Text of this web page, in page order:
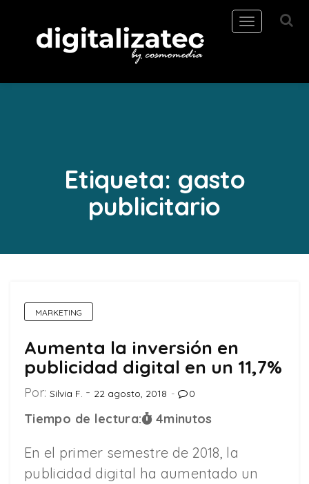
Toggle
navigation
Etiqueta: gasto
publicitario
MARKETING
Aumenta la inversión en
publicidad digital en un 11,7%
Por: Silvia F. 22 agosto, 2018 0
Tiempo de lectura: 4minutos
En el primer semestre de 2018, la
publicidad digital ha aumentado un